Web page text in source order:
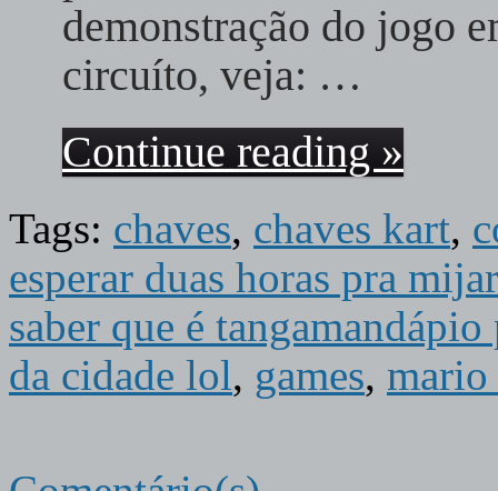
demonstração do jogo
circuíto, veja: …
Continue reading »
Tags: chaves, chaves kart,
esperar duas horas pra
saber que é
da cidade lol, games,